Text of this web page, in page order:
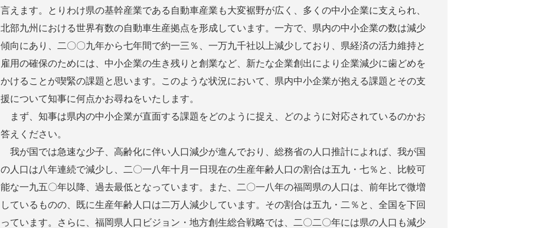
言えます。とりわけ県の基幹産業である自動車産業も大変裾野が広く、多くの中小企業に支えられ、
北部九州における世界有数の自動車生産拠点を形成しています。一方で、県内の中小企業の数は減少
傾向にあり、二〇〇九年から七年間で約一三％、一万九千社以上減少しており、県経済の活力維持と
雇用の確保のためには、中小企業の生き残りと創業など、新たな企業創出により企業減少に歯どめを
かけることが喫緊の課題と思います。このような状況において、県内中小企業が抱える課題とその支
援について知事に何点かお尋ねをいたします。
まず、知事は県内の中小企業が直面する課題をどのように捉え、どのように対応されているのかお
答えください。
我が国では急速な少子、高齢化に伴い人口減少が進んでおり、総務省の人口推計によれば、我が国
の人口は八年連続で減少し、二〇一八年十月一日現在の生産年齢人口の割合は五九・七％と、比較可
能な一九五〇年以降、過去最低となっています。また、二〇一八年の福岡県の人口は、前年比で微増
しているものの、既に生産年齢人口は二万人減少しています。その割合は五九・二％と、全国を下回
っています。さらに、福岡県人口ビジョン・地方創生総合戦略では、二〇二〇年には県の人口も減少